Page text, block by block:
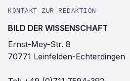
KONTAKT ZUR REDAKTION
BILD DER WISSENSCHAFT
Ernst-Mey-Str. 8
70771 Leinfelden-Echterdingen